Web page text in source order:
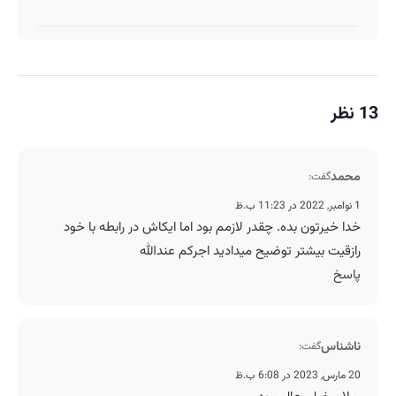
13 نظر
محمدگفت:
1 نوامبر, 2022 در 11:23 ب.ظ
خدا خیرتون بده. چقدر لازمم بود اما ایکاش در رابطه با خود
رازقیت بیشتر توضیح میدادید اجرکم عندالله
پاسخ
ناشناسگفت:
20 مارس, 2023 در 6:08 ب.ظ